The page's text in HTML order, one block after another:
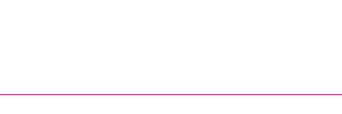
Link, öffnet neues Fenster)
Link, öffnet neues Fenster)